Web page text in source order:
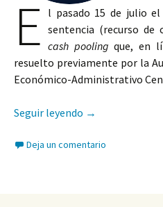
E l pasado 15 de julio
sentencia (recurso de
cash pooling que, en
resuelto previamente por la
Económico-Administrativo
Seguir leyendo Cash pooling
→
Deja un comentario